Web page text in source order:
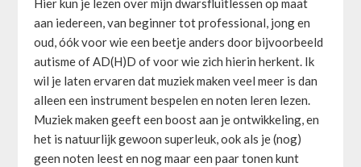
Hier kun je lezen over mijn dwarsfluitlessen op maat
aan iedereen, van beginner tot professional, jong en
oud, óók voor wie een beetje anders door bijvoorbeeld
autisme of AD(H)D of voor wie zich hierin herkent. Ik
wil je laten ervaren dat muziek maken veel meer is dan
alleen een instrument bespelen en noten leren lezen.
Muziek maken geeft een boost aan je ontwikkeling, en
het is natuurlijk gewoon superleuk, ook als je (nog)
geen noten leest en nog maar een paar tonen kunt